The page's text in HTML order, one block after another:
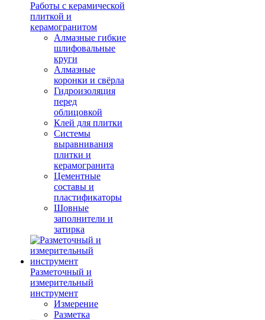
Работы с керамической
плиткой и
керамогранитом
Алмазные гибкие
шлифовальные
круги
Алмазные
коронки и свёрла
Гидроизоляция
перед
облицовкой
Клей для плитки
Системы
выравнивания
плитки и
керамогранита
Цементные
составы и
пластификаторы
Шовные
заполнители и
затирка
Разметочный и
измерительный
инструмент
Измерение
Разметка